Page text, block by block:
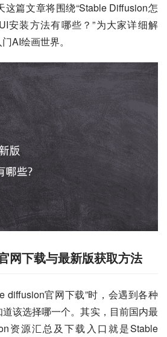
篇文章将围绕“Stable Diffusion怎
安装方法有哪些？”为大家详细解
AI绘画世界。
网下载与最新版获取方法
diffusion官网下载”时，会遇到各种
该选择哪一个。其实，目前国内最
资源汇总及下载入口就是Stable